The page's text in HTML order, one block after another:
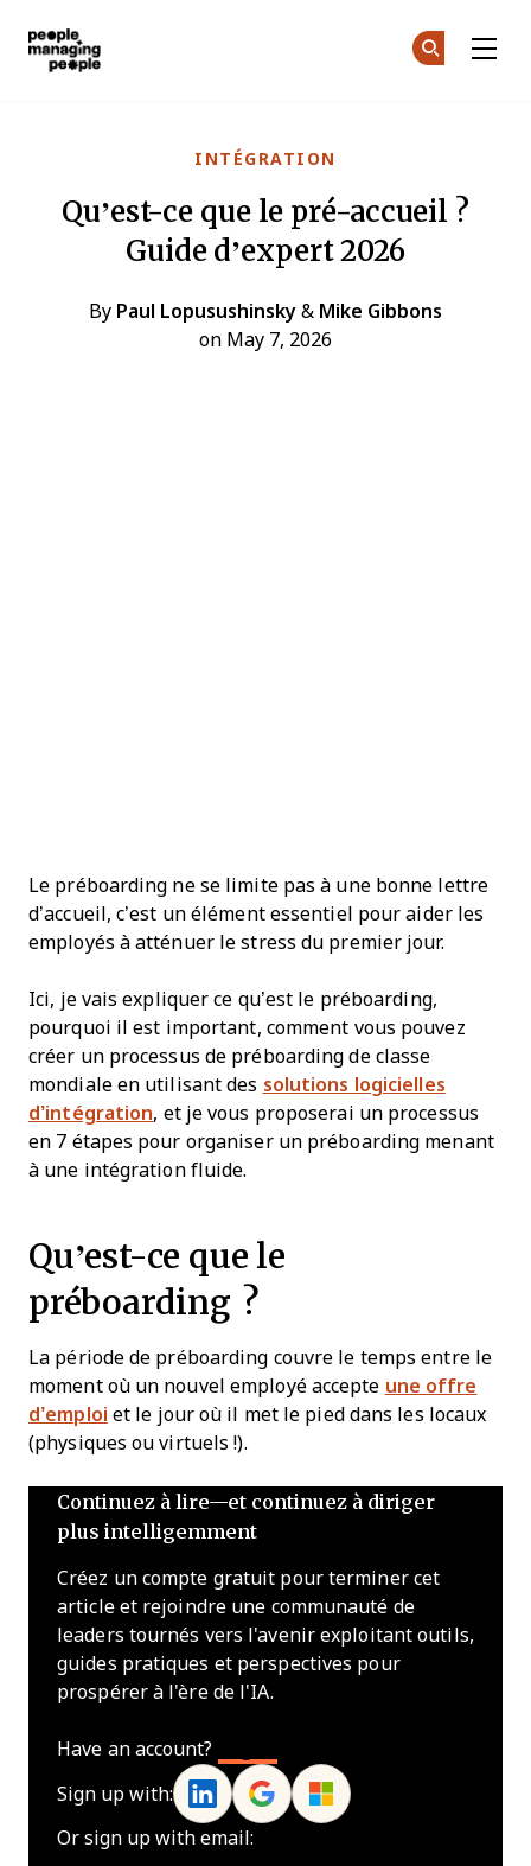
INTÉGRATION
Qu’est-ce que le pré-accueil ?
Guide d’expert 2026
By Paul Lopusushinsky & Mike Gibbons
on May 7, 2026
Le préboarding ne se limite pas à une bonne lettre
d’accueil, c’est un élément essentiel pour aider les
employés à atténuer le stress du premier jour.
Ici, je vais expliquer ce qu’est le préboarding,
pourquoi il est important, comment vous pouvez
créer un processus de préboarding de classe
mondiale en utilisant des solutions logicielles
d’intégration, et je vous proposerai un processus
en 7 étapes pour organiser un préboarding menant
à une intégration fluide.
Qu’est-ce que le
préboarding ?
La période de préboarding couvre le temps entre le
moment où un nouvel employé accepte une offre
d’emploi et le jour où il met le pied dans les locaux
(physiques ou virtuels !).
Continuez à lire—et continuez à diriger
plus intelligemment
Créez un compte gratuit pour terminer cet
article et rejoindre une communauté de
leaders tournés vers l'avenir exploitant outils,
guides pratiques et perspectives pour
prospérer à l'ère de l'IA.
Have an account?
Sign up with:
Or sign up with email: